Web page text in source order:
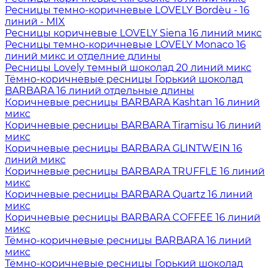
Ресницы темно-коричневые LOVELY Bordèu - 16
линий - MIX
Ресницы коричневые LOVELY Siena 16 линий микс
Ресницы темно-коричневые LOVELY Monaco 16
линий микс и отделние длины
Ресницы Lovely темный шоколад 20 линий микс
Тёмно-коричневые ресницы Горький шоколад
BARBARA 16 линий отдельные длины
Коричневые ресницы BARBARA Kashtan 16 линий
микс
Коричневые ресницы BARBARA Tiramisu 16 линий
микс
Коричневые ресницы BARBARA GLINTWEIN 16
линий микс
Коричневые ресницы BARBARA TRUFFLE 16 линий
микс
Коричневые ресницы BARBARA Quartz 16 линий
микс
Коричневые ресницы BARBARA COFFEE 16 линий
микс
Тёмно-коричневые ресницы BARBARA 16 линий
микс
Тёмно-коричневые ресницы Горький шоколад